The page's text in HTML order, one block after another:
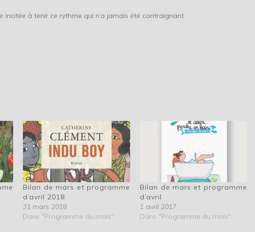
incitée à tenir ce rythme qui n’a jamais été contraignant.
Bilan de mars et programme
d’avril 2018
31 mars 2018
Dans "Programme du mois"
Bilan de mars et programme
d’avril
1 avril 2017
Dans "Programme du mois"